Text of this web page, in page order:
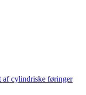
af cylindriske føringer